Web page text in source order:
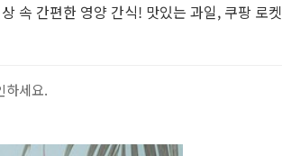
속 간편한 영양 간식! 맛있는 과일, 쿠팡 로켓
하세요.